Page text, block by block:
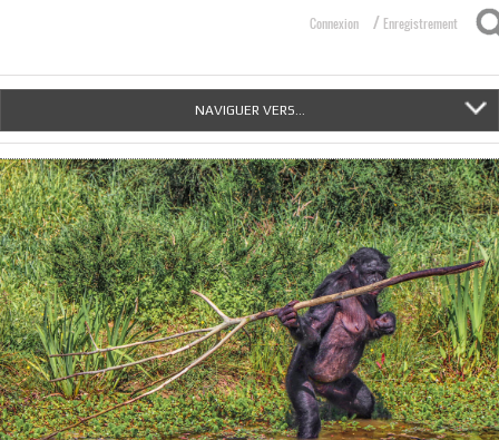
Connexion / Enregistrement
NAVIGUER VERS...